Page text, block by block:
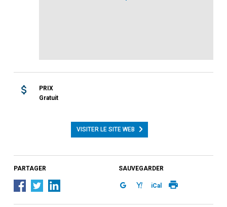
PRIX
Gratuit
VISITER LE SITE WEB
PARTAGER SAUVEGARDER
iCal